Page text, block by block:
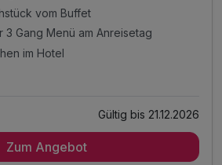
vom Buffet
Gang Menü am Anreisetag
im Hotel
vom Buffet
Gültig bis 21.12.2026
Zum Angebot